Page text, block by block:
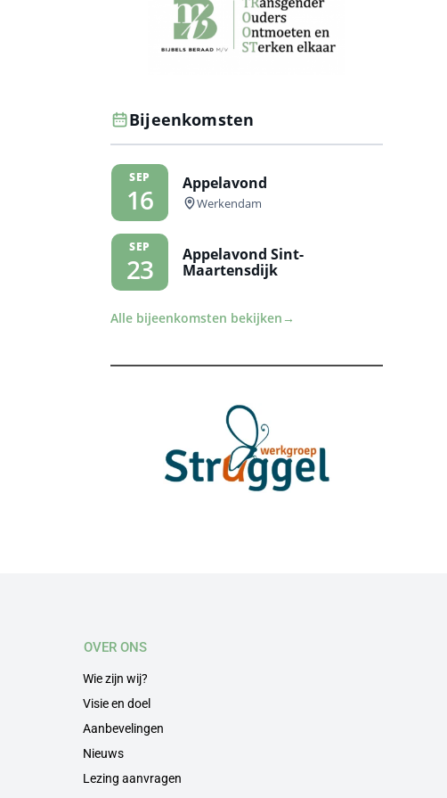
Bijeenkomsten
SEP
16
Appelavond
Werkendam
SEP
23
Appelavond Sint-
Maartensdijk
Alle bijeenkomsten bekijken →
OVER ONS
Wie zijn wij?
Visie en doel
Aanbevelingen
Nieuws
Lezing aanvragen